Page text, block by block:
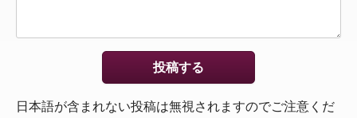
日本語が含まれない投稿は無視されますのでご注意くだ